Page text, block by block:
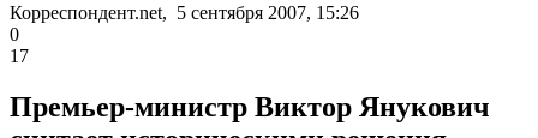
Корреспондент.net, 5 сентября 2007, 15:26
0
17
Премьер-министр Виктор Янукович